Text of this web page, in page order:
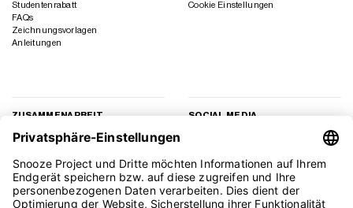
Studentenrabatt
FAQs
Zeichnungsvorlagen
Anleitungen
Cookie Einstellungen
ZUSAMMENARBEIT
Geschäftskunden
Presse
Affiliate Marketing
SOCIAL MEDIA
TikTok
YouTube
Pinterest
LinkedIn